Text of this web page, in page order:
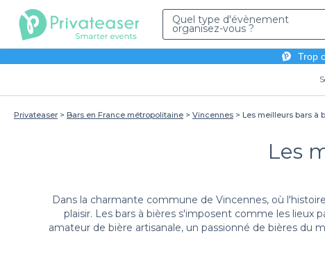
Quel type d'évènement
organisez-vous ?
Trop
Privateaser Bars en France métropolitaine Vincennes Les meilleurs bars à
Les
Dans la charmante commune de Vincennes, où
plaisir. Les bars à bières s'imposent comme les
amateur de bière artisanale, un passionné de bières du